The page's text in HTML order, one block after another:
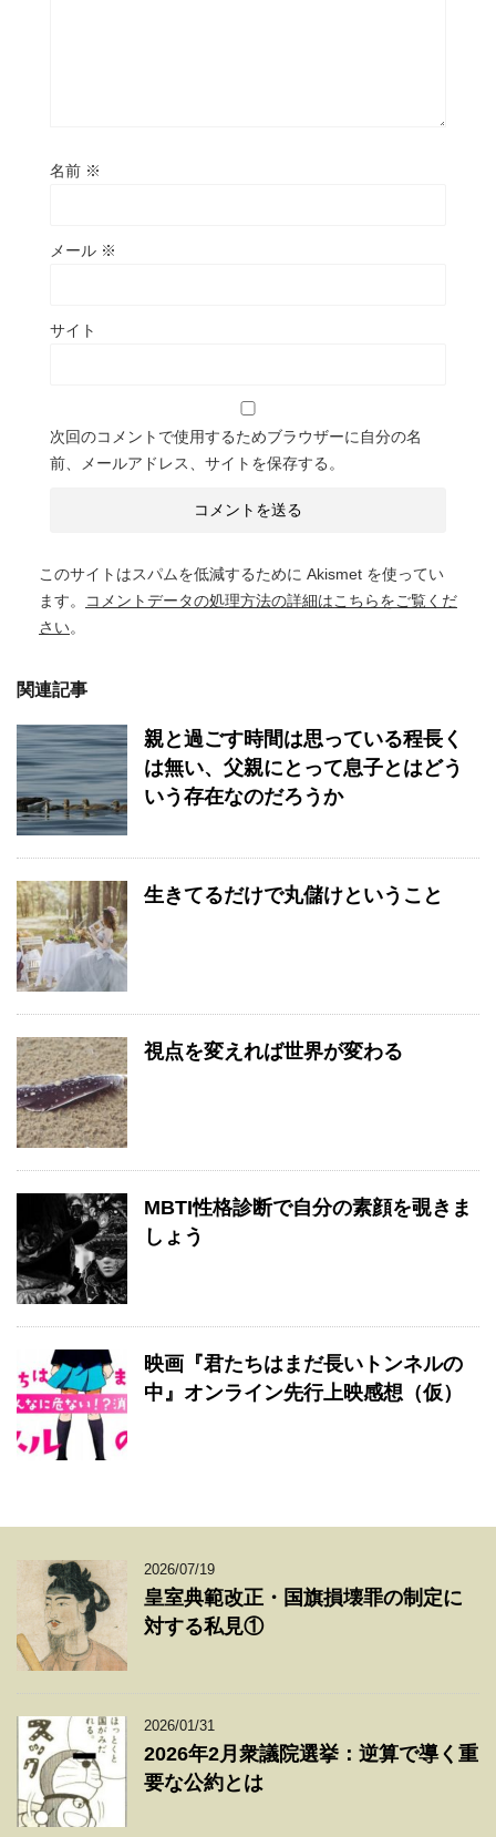
名前 ※
メール ※
サイト
次回のコメントで使用するためブラウザーに自分の名
前、メールアドレス、サイトを保存する。
このサイトはスパムを低減するために Akismet を使ってい
ます。
コメントデータの処理方法の詳細はこちらをご覧くだ
さい。
関連記事
親と過ごす時間は思っている程長く
は無い、父親にとって息子とはどう
いう存在なのだろうか
生きてるだけで丸儲けということ
視点を変えれば世界が変わる
MBTI性格診断で自分の素顔を覗きま
しょう
映画『君たちはまだ長いトンネルの
中』オンライン先行上映感想（仮）
2026/07/19
皇室典範改正・国旗損壊罪の制定に
対する私見①
2026/01/31
2026年2月衆議院選挙：逆算で導く重
要な公約とは